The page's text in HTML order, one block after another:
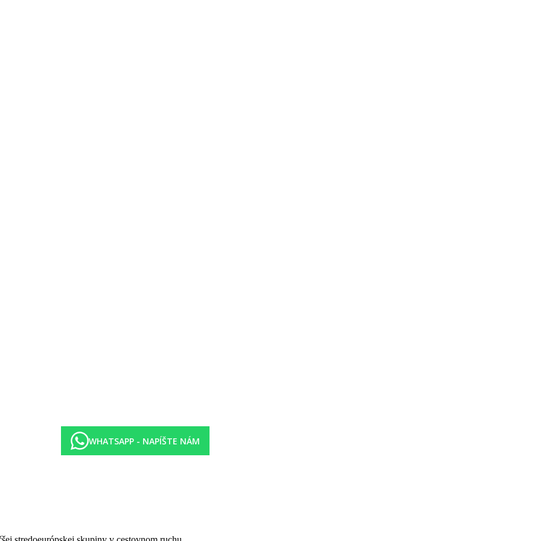
za poplatok)
počasia)
21.00 večera formou bufetu. Počas raňajok nealkoholické nápoje, káva, čaj, počas obeda a večere nealkoholické nápoje, pivo víno.
WHATSAPP - NAPÍŠTE NÁM